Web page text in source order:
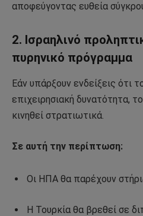
αποφεύγοντας ευθεία
2. Ισραηλινό
πυρηνικό πρόγραμμα
Εάν υπάρξουν ενδείξεις ότι
επιχειρησιακή δυνατότητα,
κινηθεί στρατιωτικά.
Σε αυτή την περίπτωση:
Οι ΗΠΑ θα παρέχουν
Η Τουρκία θα βρεθεί σε